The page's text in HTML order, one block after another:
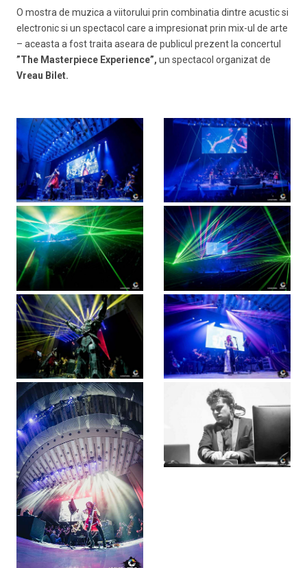
O mostra de muzica a viitorului prin combinatia dintre acustic si
electronic si un spectacol care a impresionat prin mix-ul de arte
– aceasta a fost traita aseara de publicul prezent la concertul
”The Masterpiece Experience”, un spectacol organizat de
Vreau Bilet.